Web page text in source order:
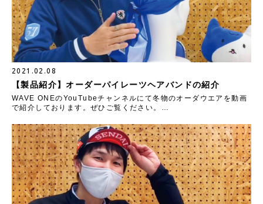
2021.02.08
【製品紹介】オーダーパイレーツヘアバンドの紹介
WAVE ONEのYouTubeチャンネルにて冬物のオーダウエアを動画
で紹介しております。ぜひご覧ください。…